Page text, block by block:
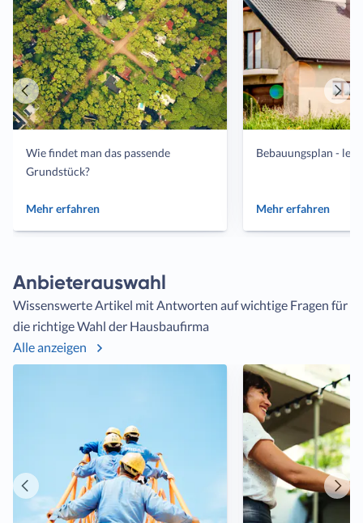
Wie findet man das passende
Grundstück?
Mehr erfahren
Bebauungsplan -
Mehr erfahren
Vorheriger
Artikel
Anbieterauswahl
Wissenswerte Artikel mit Antworten auf wichtige Fragen für
die richtige Wahl der Hausbaufirma
Alle anzeigen
Vorheriger
Artikel